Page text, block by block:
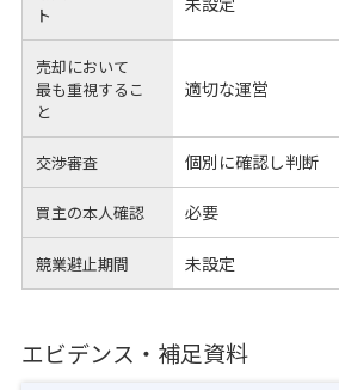
ト
売却において
最も重視するこ
と
適切な運営
交渉審査 個別に確認し判断
買主の本人確認 必要
競業避止期間 未設定
エビデンス・補足資料